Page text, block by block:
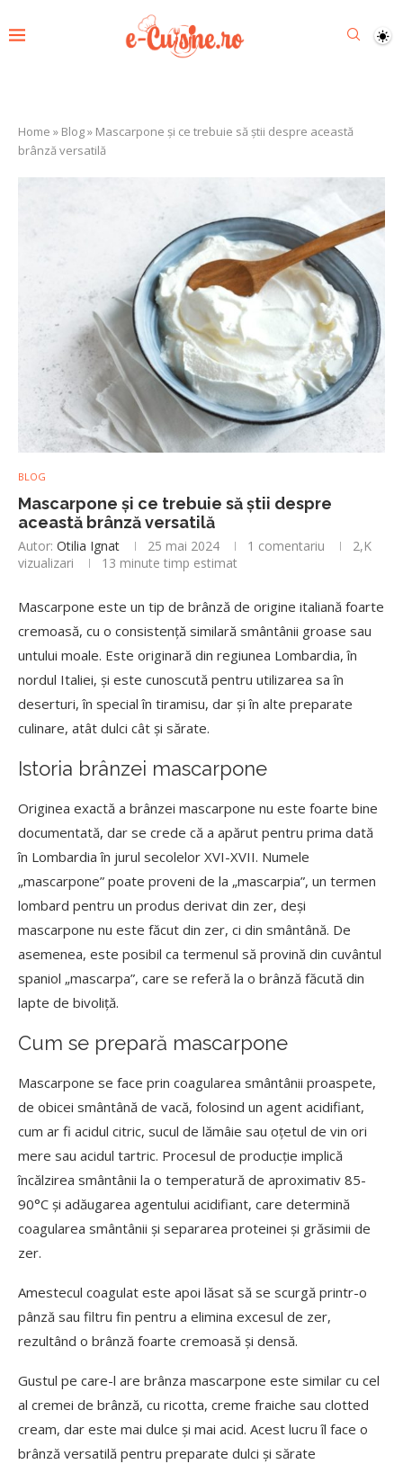
Home » Blog» Mascarpone și ce trebuie să știi despre această
brânză versatilă
BLOG
Mascarpone și ce trebuie să știi despre
această brânză versatilă
Autor: Otilia Ignat 25 mai 2024 1 comentariu
2,K
vizualizari
13 minute timp estimat
Mascarpone este un tip de brânză de origine italiană foarte
cremoasă, cu o consistență similară smântânii groase sau
untului moale. Este originară din regiunea Lombardia, în
nordul Italiei, și este cunoscută pentru utilizarea sa în
deserturi, în special în tiramisu, dar și în alte preparate
culinare, atât dulci cât și sărate.
Istoria brânzei mascarpone
Originea exactă a brânzei mascarpone nu este foarte bine
documentată, dar se crede că a apărut pentru prima dată
în Lombardia în jurul secolelor XVI-XVII. Numele
„mascarpone” poate proveni de la „mascarpia”, un termen
lombard pentru un produs derivat din zer, deși
mascarpone nu este făcut din zer, ci din smântână. De
asemenea, este posibil ca termenul să provină din cuvântul
spaniol „mascarpa”, care se referă la o brânză făcută din
lapte de bivoliță.
Cum se prepară mascarpone
Mascarpone se face prin coagularea smântânii proaspete,
de obicei smântână de vacă, folosind un agent acidifiant,
cum ar fi acidul citric, sucul de lămâie sau oțetul de vin ori
mere sau acidul tartric. Procesul de producție implică
încălzirea smântânii la o temperatură de aproximativ 85-
90°C și adăugarea agentului acidifiant, care determină
coagularea smântânii și separarea proteinei și grăsimii de
zer.
Amestecul coagulat este apoi lăsat să se scurgă printr-o
pânză sau filtru fin pentru a elimina excesul de zer,
rezultând o brânză foarte cremoasă și densă.
Gustul pe care-l are brânza mascarpone este similar cu cel
al cremei de brânză, cu ricotta, creme fraiche sau clotted
cream, dar este mai dulce și mai acid. Acest lucru îl face o
brânză versatilă pentru preparate dulci și sărate